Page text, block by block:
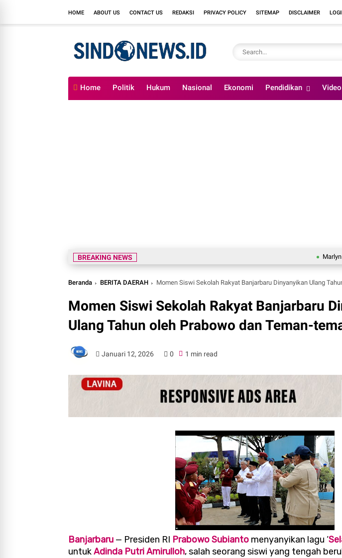
HOME ABOUT US CONTACT US REDAKSI PRIVACY POLICY SITEMAP DISCLAIMER
Home Politik Hukum Nasional Ekonomi Pendidikan Video
BREAKING NEWS Marlyn
Beranda BERITA DAERAH Momen Siswi Sekolah Rakyat Banjarbaru Dinyanyikan Ulang Tahun oleh
Momen Siswi Sekolah Rakyat Banjarbaru
Ulang Tahun oleh Prabowo dan Teman-
Januari 12, 2026 0 1 min read
Banjarbaru — Presiden RI Prabowo Subianto menyanyikan lagu ‘
untukAdinda Putri Amirulloh, salah seorang siswi yang tengah